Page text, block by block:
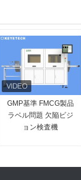
GMP基準 FMCG製品
ラベル問題 欠陥ビジ
ョン検査機